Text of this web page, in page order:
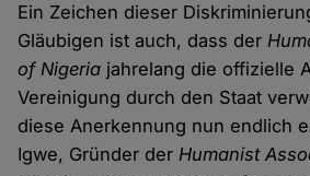
Ein Zeichen dieser
Gläubigen ist auch, dass der
of Nigeria jahrelang die offizielle
Vereinigung durch den Staat
diese Anerkennung nun endlich
Igwe, Gründer derHumanist